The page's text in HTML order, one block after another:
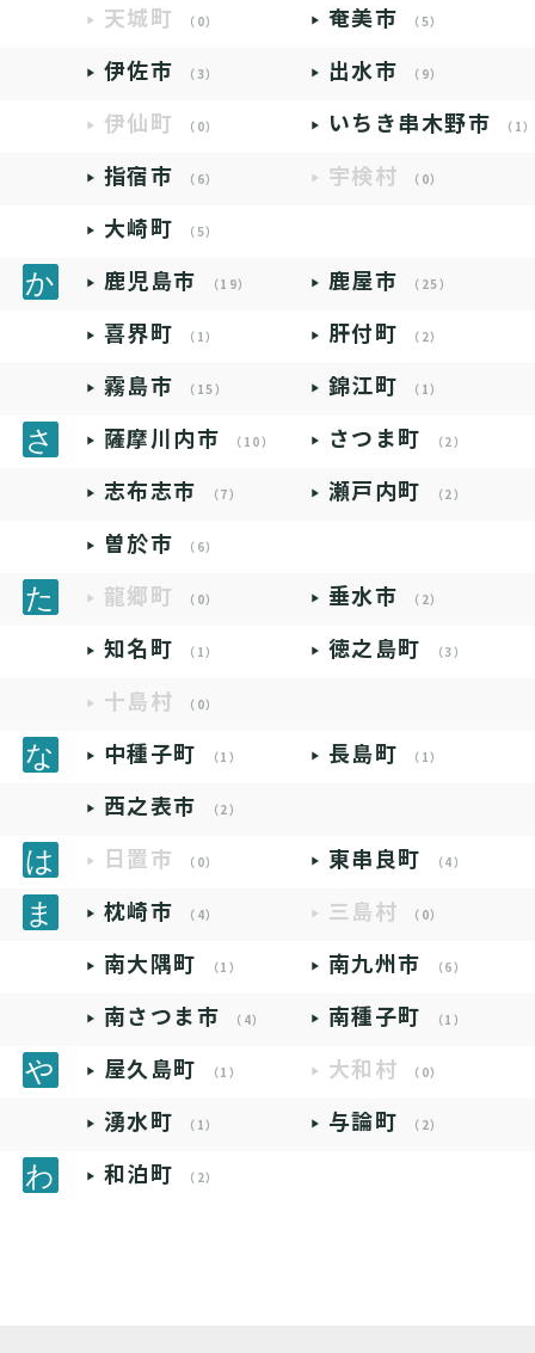
天城町 （0） 奄美市 （5）
伊佐市 （3） 出水市 （9）
伊仙町 （0） いちき串木野市 （1
指宿市 （6） 宇検村 （0）
大崎町 （5）
鹿児島市 （19） 鹿屋市 （25）
喜界町 （1） 肝付町 （2）
霧島市 （15） 錦江町 （1）
薩摩川内市 （10） さつま町 （2）
志布志市 （7） 瀬戸内町 （2）
曽於市 （6）
龍郷町 （0） 垂水市 （2）
知名町 （1） 徳之島町 （3）
十島村 （0）
中種子町 （1） 長島町 （1）
西之表市 （2）
日置市 （0） 東串良町 （4）
枕崎市 （4） 三島村 （0）
南大隅町 （1） 南九州市 （6）
南さつま市 （4） 南種子町 （1）
屋久島町 （1） 大和村 （0）
湧水町 （1） 与論町 （2）
和泊町 （2）